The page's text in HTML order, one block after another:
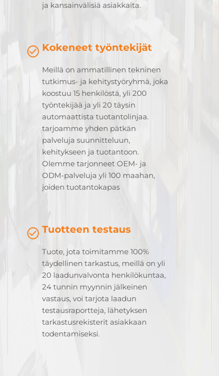
ja kansainvälisiä asiakkaita.
Kokeneet työntekijät
Meillä on ammatillinen tekninen
tutkimus- ja kehitystyöryhmä, joka
koostuu 15 henkilöstä, yli 200
työntekijää ja yli 20 täysin
automaattista tuotantolinjaa.
tarjoamme yhden pätkän
palveluja suunnitteluun,
kehitykseen ja tuotantoon.
Olemme tarjonneet OEM- ja
ODM-palveluja yli 100 maahan,
joiden tuotantokapas
Tuotteen testaus
Tuote, jota toimitamme 100%
täydellinen tarkastus, meillä on yli
20 laadunvalvonta henkilökuntaa,
24 tunnin myynnin jälkeinen
vastaus, voi tarjota laadun
testausraportteja, lähetyksen
tarkastusrekisterit asiakkaan
todentamiseksi.